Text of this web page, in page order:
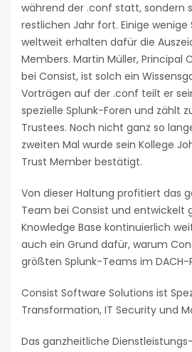
während der .conf statt, sondern
restlichen Jahr fort. Einige wenige
weltweit erhalten dafür die
Members. Martin Müller, Principal
bei Consist, ist solch ein
Vorträgen auf der .conf teilt er
spezielle Splunk-Foren und zählt
Trustees. Noch nicht ganz so
zweiten Mal wurde sein Kollege
Trust Member bestätigt.
Von dieser Haltung profitiert das
Team bei Consist und entwickelt
Knowledge Base kontinuierlich
auch ein Grund dafür, warum
größten Splunk-Teams im
Consist Software Solutions ist
Transformation, IT Security und
Das ganzheitliche